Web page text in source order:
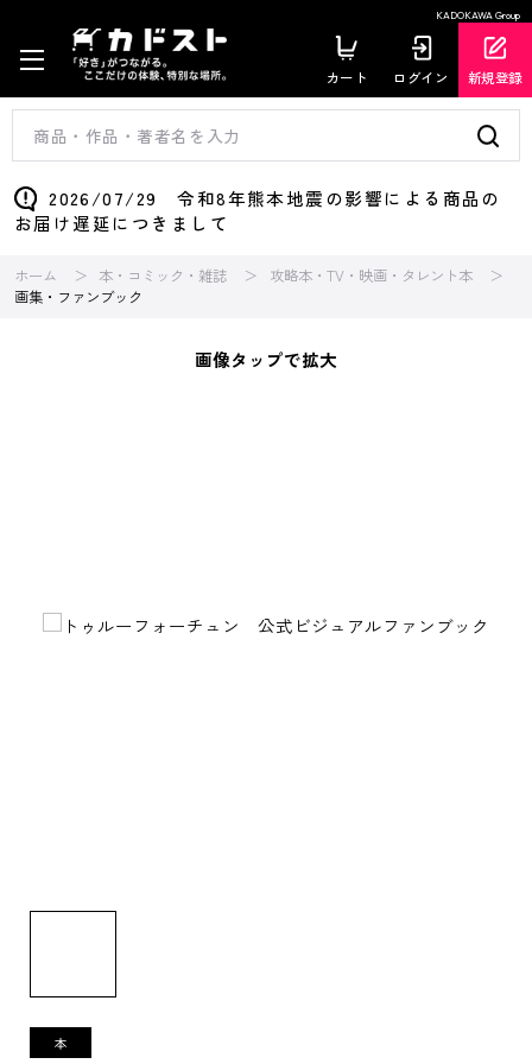
KADOKAWA Group
カート ログイン 新規登録
2026/07/29 令和8年熊本地震の影響による商品の
お届け遅延につきまして
ホーム 本・コミック・雑誌
攻略本・TV・映画・タレント本
画集・ファンブック
画像タップで拡大